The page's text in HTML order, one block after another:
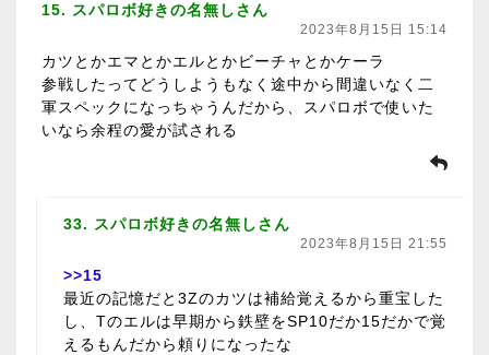
15. スパロボ好きの名無しさん
2023年8月15日 15:14
カツとかエマとかエルとかビーチャとかケーラ
参戦したってどうしようもなく途中から間違いなく二
軍スペックになっちゃうんだから、スパロボで使いた
いなら余程の愛が試される
33. スパロボ好きの名無しさん
2023年8月15日 21:55
>>15
最近の記憶だと3Zのカツは補給覚えるから重宝した
し、Tのエルは早期から鉄壁をSP10だか15だかで覚
えるもんだから頼りになったな